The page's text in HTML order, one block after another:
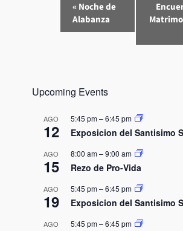
e
N
« Noche de
Alabanza
Upcoming Events
AGO
12
5:45 pm–6:45 pm
Exposicion del Santisimo
AGO
15
8:00 am–9:00 am
Rezo de Pro-Vida
AGO
19
5:45 pm–6:45 pm
Exposicion del Santisimo
AGO 5:45 pm–6:45 pm